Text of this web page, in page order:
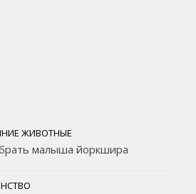
ЖИВОТНЫЕ
малыша йоркшира